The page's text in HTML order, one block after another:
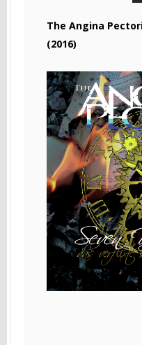
The Angina
(2016)